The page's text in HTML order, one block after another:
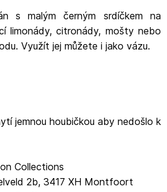
s malým černým srdíčkem na
limonády, citronády, mošty nebo
Využít jej můžete i jako vázu.
jemnou houbičkou aby nedošlo k
Collections
2b, 3417 XH Montfoort